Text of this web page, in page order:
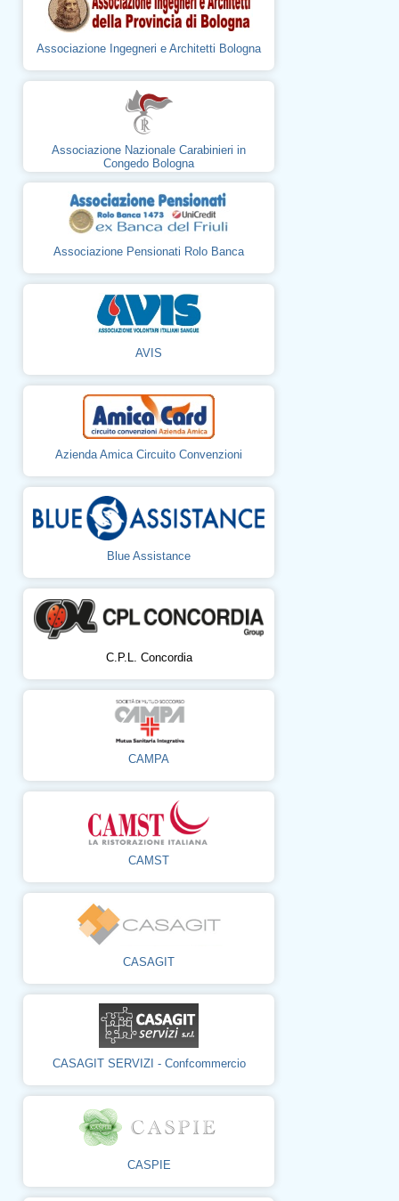
Associazione Ingegneri e Architetti Bologna
Associazione Nazionale Carabinieri in
Congedo Bologna
Associazione Pensionati Rolo Banca
AVIS
Azienda Amica Circuito Convenzioni
Blue Assistance
C.P.L. Concordia
CAMPA
CAMST
CASAGIT
CASAGIT SERVIZI - Confcommercio
CASPIE